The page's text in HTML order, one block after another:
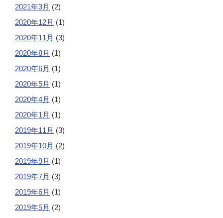
2021年3月 (2)
2020年12月 (1)
2020年11月 (3)
2020年8月 (1)
2020年6月 (1)
2020年5月 (1)
2020年4月 (1)
2020年1月 (1)
2019年11月 (3)
2019年10月 (2)
2019年9月 (1)
2019年7月 (3)
2019年6月 (1)
2019年5月 (2)